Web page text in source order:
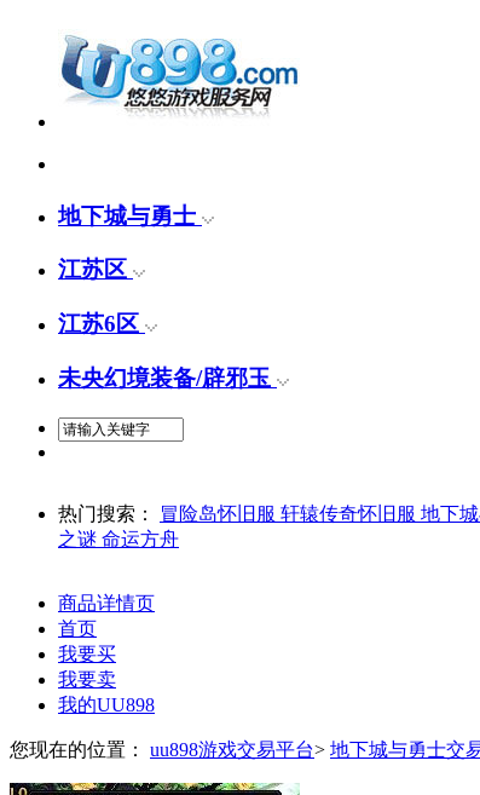
地下城与勇士
江苏区
江苏6区
未央幻境装备/辟邪玉
热门搜索： 冒险岛怀旧服 轩辕传奇怀旧服 地下
之谜 命运方舟
商品详情页
首页
我要买
我要卖
我的UU898
您现在的位置： uu898游戏交易平台> 地下城与勇士交